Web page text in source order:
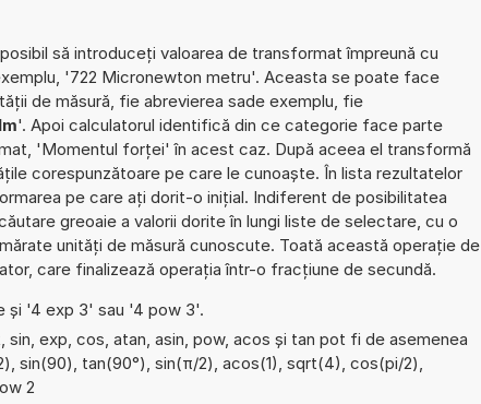
să introduceți valoarea de transformat împreună cu
'722 Micronewton metru'. Aceasta se poate face
de măsură, fie abrevierea sade exemplu, fie
'. Apoi calculatorul identifică din ce categorie face parte
'Momentul forței' în acest caz. După aceea el transformă
corespunzătoare pe care le cunoaște. În lista rezultatelor
pe care ați dorit-o inițial. Indiferent de posibilitatea
greoaie a valorii dorite în lungi liste de selectare, cu o
unități de măsură cunoscute. Toată această operație de
care finalizează operația într-o fracțiune de secundă.
și '4 exp 3' sau '4 pow 3'.
exp, cos, atan, asin, pow, acos și tan pot fi de asemenea
sin(90), tan(90°), sin(π/2), acos(1), sqrt(4), cos(pi/2),
2